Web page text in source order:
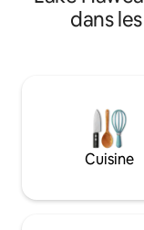
randonnée
Hāwea. Bateau et
confortable,
et pompe à
niché entre
Hāwea. Nous
étoiles incroyable.
dans
Cuisine